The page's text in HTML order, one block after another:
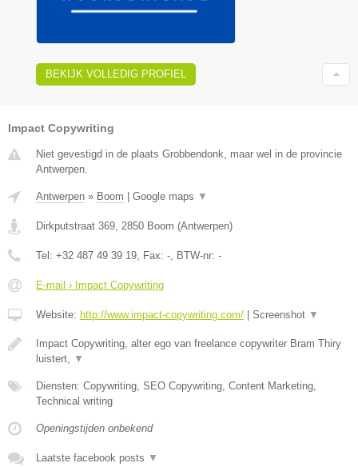
BEKIJK VOLLEDIG PROFIEL
Impact Copywriting
Niet gevestigd in de plaats Grobbendonk, maar wel in de provincie
Antwerpen.
Antwerpen » Boom | Google maps ▼
Dirkputstraat 369 2850 Boom (Antwerpen)
Tel: +32 487 49 39 19 , Fax: - , BTW-nr: -
E-mail › Impact Copywriting
Website: http://www.impact-copywriting.com/ | Screenshot ▼
Impact Copywriting, alter ego van freelance copywriter Bram Thiry
luistert,
▼
Diensten: Copywriting, SEO Copywriting, Content Marketing,
Technical writing
Openingstijden onbekend
Laatste facebook posts ▼